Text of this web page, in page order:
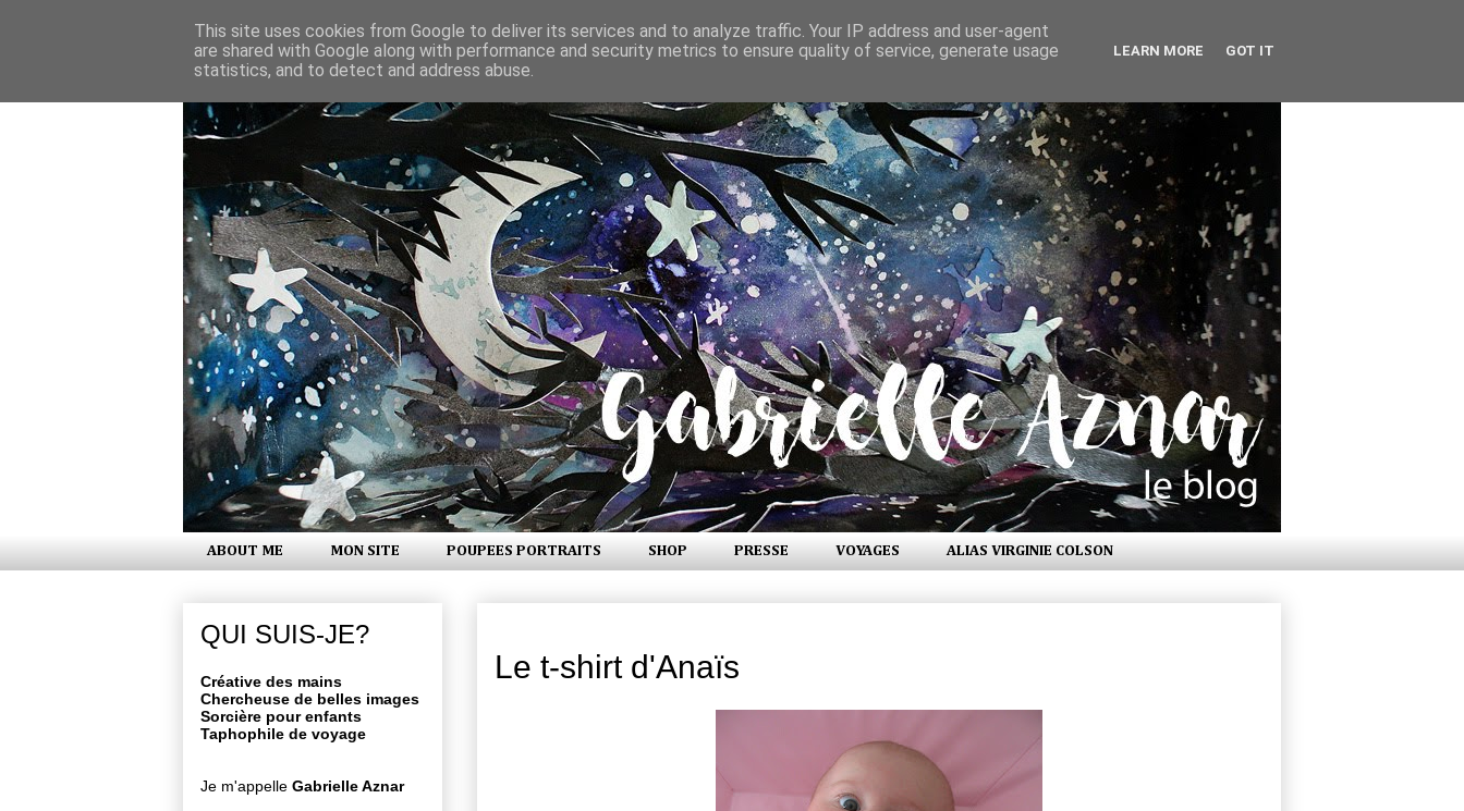
ABOUT ME MON SITE POUPEES PORTRAITS SHOP PRESSE VOYAGES ALIAS VIRGINIE COLSON
Le t-shirt d'Anaïs
QUI SUIS-JE?
Créative des mains
Chercheuse de belles images
Sorcière pour enfants
Taphophile de voyage
Je m'appelle Gabrielle Aznar
This site uses cookies from Google to deliver its services and to analyze traffic. Your IP address and user-agent
are shared with Google along with performance and security metrics to ensure quality of service, generate usage
statistics, and to detect and address abuse.
LEARN MORE GOT IT